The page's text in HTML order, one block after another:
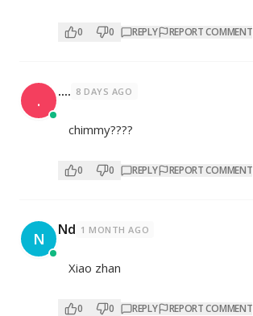
0 0 REPLY REPORT COMMENT
. .... 8 DAYS AGO
chimmy????
0 0 REPLY REPORT COMMENT
N Nd 1 MONTH AGO
Xiao zhan
0 0 REPLY REPORT COMMENT